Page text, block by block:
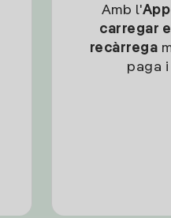
Amb l'
carregar
recàrrega
paga